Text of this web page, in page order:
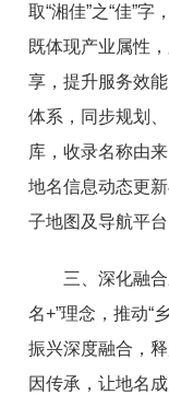
取“湘佳”之“佳”字
既体现产业属性
享，提升服务效
体系，同步规划
库，收录名称由
地名信息动态更
子地图及导航平
三、深化融
名+”理念，推动“
振兴深度融合，
因传承，让地名